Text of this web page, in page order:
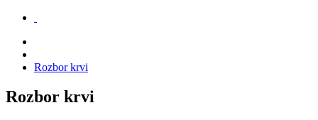
Rozbor krvi
Rozbor krvi